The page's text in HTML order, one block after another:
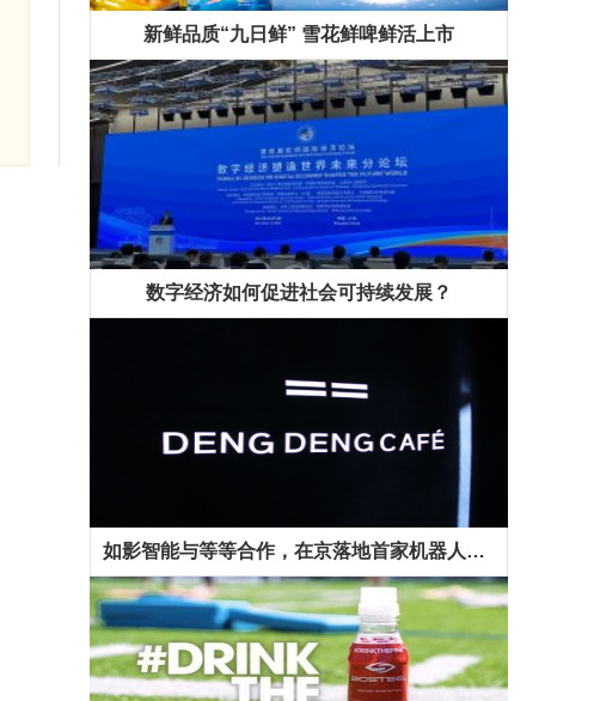
精彩专题
新鲜品质“九日鲜” 雪花鲜啤鲜活上市
数字经济如何促进社会可持续发展？
如影智能与等等合作，在京落地首家机器人咖啡馆